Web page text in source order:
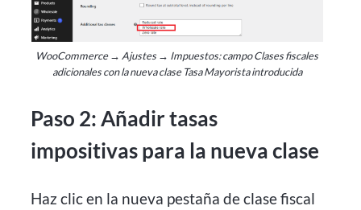
WooCommerce → Ajustes → Impuestos: campo Clases fiscales
adicionales con la nueva clase Tasa Mayorista introducida
Paso 2: Añadir tasas
impositivas para la nueva clase
Haz clic en la nueva pestaña de clase fiscal